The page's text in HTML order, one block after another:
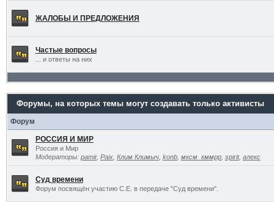
ЖАЛОБЫ И ПРЕДЛОЖЕНИЯ
Частые вопросы
... и ответы на них
Форумы, на которых темы могут создавать только активисты
Форум
РОССИЯ И МИР
Россия и Мир
Модераторы: pamir, Paix, Клим Климыч, konb, мксм_кммрр, spirit, алекс
Суд времени
Форум посвящён участию С.Е. в передаче "Суд времени".